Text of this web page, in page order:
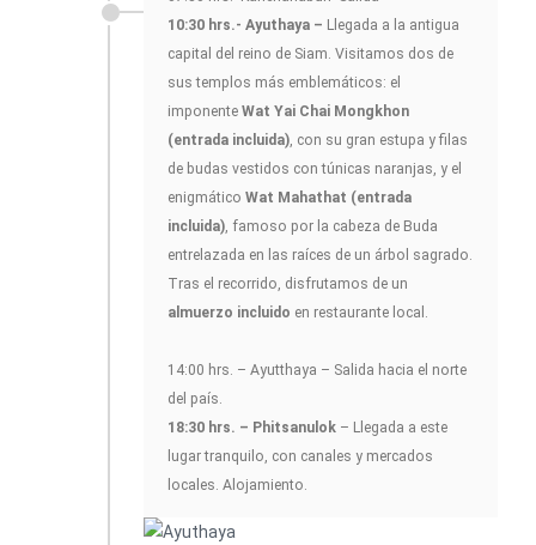
10:30 hrs.- Ayuthaya – Llegada a la antigua
capital del reino de Siam. Visitamos dos de
sus templos más emblemáticos: el
imponente Wat Yai Chai Mongkhon
(entrada incluida) , con su gran estupa y filas
de budas vestidos con túnicas naranjas, y el
enigmático Wat Mahathat (entrada
incluida) , famoso por la cabeza de Buda
entrelazada en las raíces de un árbol sagrado.
Tras el recorrido, disfrutamos de un
almuerzo incluido en restaurante local.
14:00 hrs. – Ayutthaya – Salida hacia el norte
del país.
18:30 hrs. – Phitsanulok – Llegada a este
lugar tranquilo, con canales y mercados
locales. Alojamiento.